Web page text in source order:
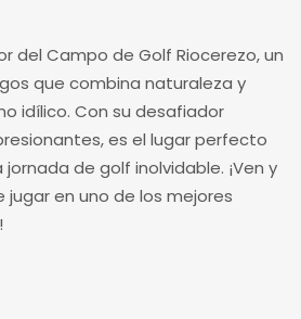
del Campo de Golf Riocerezo, un
que combina naturaleza y
idílico. Con su desafiador
es el lugar perfecto
de golf inolvidable. ¡Ven y
jugar en uno de los mejores